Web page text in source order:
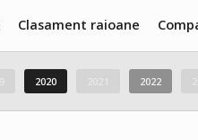
Clasament raioane
2020 2022